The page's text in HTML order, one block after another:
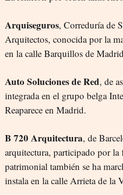
Arquiseguros, Correduría de
Arquitectos, conocida por la
en la calle Barquillos de
Auto Soluciones de Red, de
integrada en el grupo belga
Reaparece en Madrid.
B 720 Arquitectura, de
arquitectura, participado por la
patrimonial también se ha
instala en la calle Arrieta de la